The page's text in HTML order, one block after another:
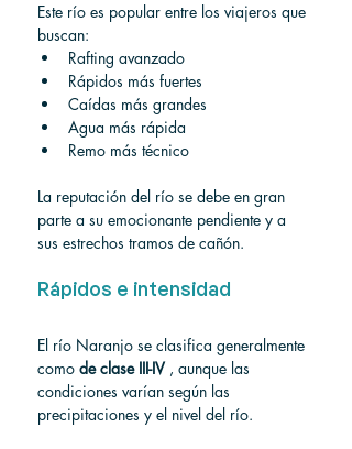
Este río es popular entre los viajeros que
buscan:
Rafting avanzado
Rápidos más fuertes
Caídas más grandes
Agua más rápida
Remo más técnico
La reputación del río se debe en gran
parte a su emocionante pendiente y a
sus estrechos tramos de cañón.
Rápidos e intensidad
El río Naranjo se clasifica generalmente
como de clase III-IV , aunque las
condiciones varían según las
precipitaciones y el nivel del río.